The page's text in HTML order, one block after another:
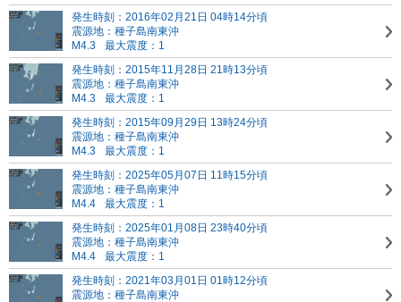
発生時刻：2016年02月21日 04時14分頃
震源地：種子島南東沖
M4.3
最大震度：1
発生時刻：2015年11月28日 21時13分頃
震源地：種子島南東沖
M4.3
最大震度：1
発生時刻：2015年09月29日 13時24分頃
震源地：種子島南東沖
M4.3
最大震度：1
発生時刻：2025年05月07日 11時15分頃
震源地：種子島南東沖
M4.4
最大震度：1
発生時刻：2025年01月08日 23時40分頃
震源地：種子島南東沖
M4.4
最大震度：1
発生時刻：2021年03月01日 01時12分頃
震源地：種子島南東沖